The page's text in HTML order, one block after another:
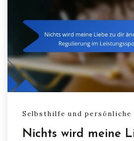
Selbsthilfe und persönliche
Nichts wird meine